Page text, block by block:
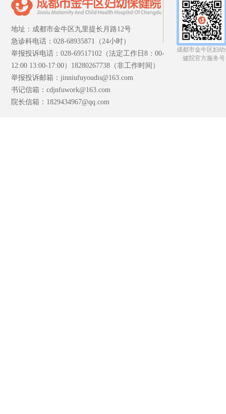
地址：成都市金牛区九里提长月路12号
急诊科电话：028-68935871（24小时）
举报投诉电话：028-69517102（法定工作日8：00-
12:00 13:00-17:00）18280267738（非工作时间）
举报投诉邮箱：jinniufuyoudis@163.com
书记信箱：cdjnfuwork@163.com
院长信箱：1829434967@qq.com
成都市金牛区妇
健院官方服务号